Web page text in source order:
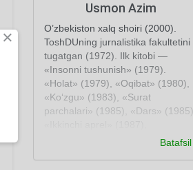
Usmon Azim
O’zbekiston xalq shoiri (2000).
ToshDUning jurnalistika fakultetini
tugatgan (1972). Ilk kitobi —
«Insonni tushunish» (1979).
«Holat» (1979), «Oqibat» (1980),
«Ko‘zgu» (1983), «Surat
parchalari» (1985), «Dars» (1985),
«Baxshiyona» (1989), «G’aroyib
Batafsil
×